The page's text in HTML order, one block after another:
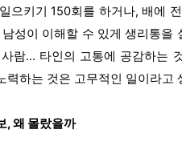
으키기 150회를 하거나, 배에
성이 이해할 수 있게 생리통
람… 타인의 고통에 공감하는
력하는 것은 고무적인 일이라고
, 왜 몰랐을까